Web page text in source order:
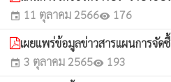
event 11 ตุลาคม 2566visibility 176
เผยแพร่ข้อมูลข่าวสารแผนการจั
event 3 ตุลาคม 2565visibility 193